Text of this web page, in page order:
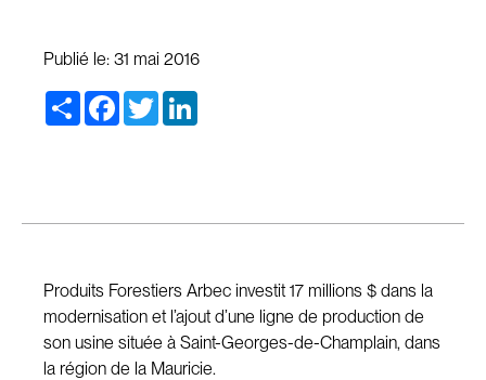
Publié le: 31 mai 2016
Share Facebook
Twitter
Produits Forestiers Arbec investit 17 millions $ dans la
modernisation et l’ajout d’une ligne de production de
son usine située à Saint-Georges-de-Champlain, dans
la région de la Mauricie.